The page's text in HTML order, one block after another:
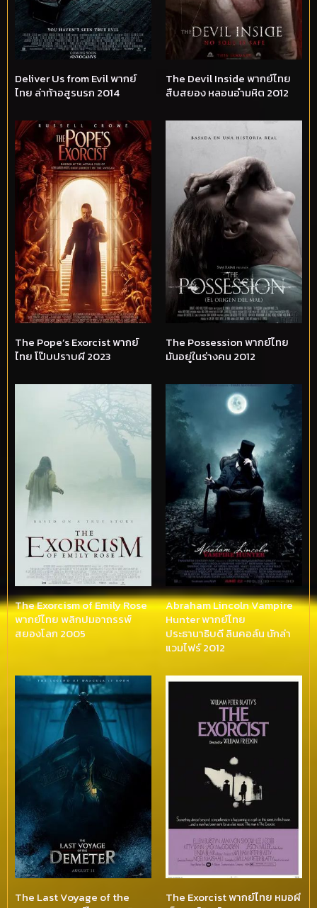
Deliver Us from Evil พากย์
ไทย ล่าท้าอสูรนรก 2014
The Devil Inside พากย์ไทย
สืบสยอง หลอนอำมหิต 2012
The Pope’s Exorcist พากย์
ไทย โป๊บปราบผี 2023
The Possession พากย์ไทย
มันอยู่ในร่างคน 2012
The Exorcism of Emily Rose
พากย์ไทย พลิกปมอาถรรพ์
สยองโลก 2005
Abraham Lincoln Vampire
Hunter พากย์ไทย
ประธานาธิบดี ลินคอล์น นักล่า
แวมไฟร์ 2012
The Last Voyage of the
The Exorcist พากย์ไทย หมอผี